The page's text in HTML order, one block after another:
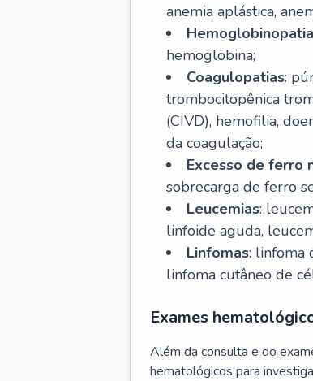
anemia aplástica,
hemoglobina;
Coagulopatias:
trombocitopênica
(CIVD), hemofilia,
da coagulação;
Excesso de ferro
sobrecarga de ferro
Leucemias:
linfoide aguda,
Linfomas: linfoma
linfoma cutâneo de
Exames
Além da consulta e do
hematológicos para